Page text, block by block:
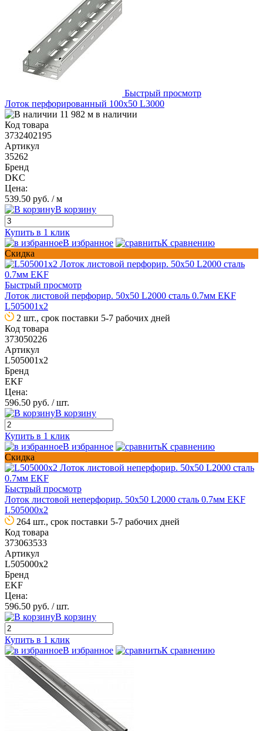
Быстрый просмотр
Лоток перфорированный 100х50 L3000
11 982 м в наличии
Код товара
3732402195
Артикул
35262
Бренд
DKC
Цена:
539.50 руб. / м
В корзину
Купить в 1 клик
В избранное
К сравнению
Скидка
Быстрый просмотр
Лоток листовой перфорир. 50х50 L2000 сталь 0.7мм EKF
L505001x2
2 шт., срок поставки 5-7 рабочих дней
Код товара
373050226
Артикул
L505001x2
Бренд
EKF
Цена:
596.50 руб. / шт.
В корзину
Купить в 1 клик
В избранное
К сравнению
Скидка
Быстрый просмотр
Лоток листовой неперфорир. 50х50 L2000 сталь 0.7мм EKF
L505000x2
264 шт., срок поставки 5-7 рабочих дней
Код товара
373063533
Артикул
L505000x2
Бренд
EKF
Цена:
596.50 руб. / шт.
В корзину
Купить в 1 клик
В избранное
К сравнению